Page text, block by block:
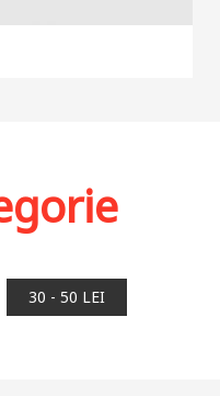
30 - 50 LEI